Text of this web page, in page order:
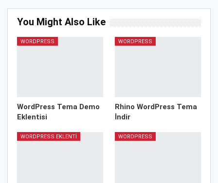
You Might Also Like
WORDPRESS
WordPress Tema Demo
Eklentisi
WORDPRESS
Rhino WordPress Tema
İndir
WORDPRESS EKLENTI WORDPRESS